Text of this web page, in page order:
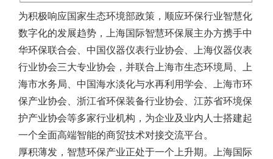
为积极响应国家生态环境部政策，顺应环保行业智慧化
数字化的发展趋势，上海国际智慧环保展主办方携手中
华环保联合会、中国仪器仪表行业协会、上海仪器仪表
行业协会三大专业协会，并联合上海市生态环境局、上
海市水务局、中国海水淡化与水再利用学会、上海市环
保产业协会、浙江省环保装备行业协会、江苏省环境保
护产业协会等多家行业机构，为企业及业内人士搭建起
一个全面高端智能的商贸技术对接交流平台。
厚积薄发，智慧环保产业正处于一个上升期。上海国际